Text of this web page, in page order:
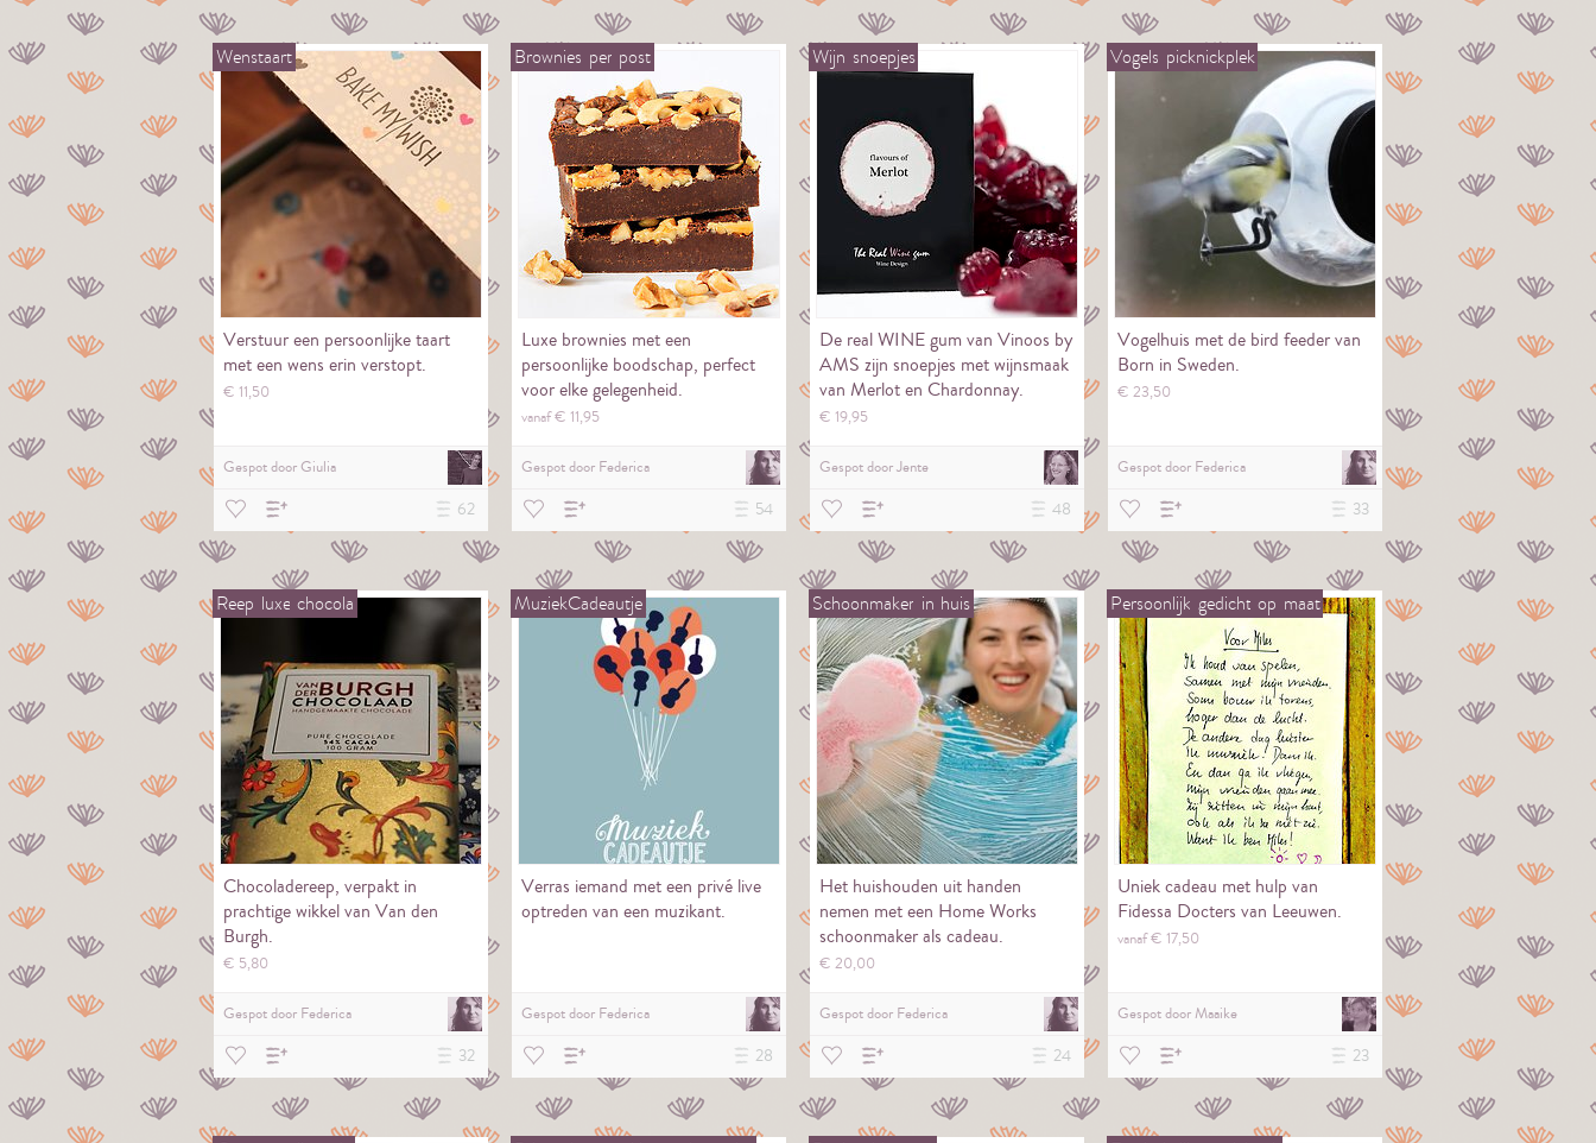
Wenstaart
Verstuur een persoonlijke taart
met een wens erin verstopt.
€ 11,50
Gespot doorGiulia
62
Brownies per post
Luxe brownies met een
persoonlijke boodschap, perfect
voor elke gelegenheid.
vanaf € 11,95
Gespot door Federica
54
Wijn snoepjes
De real WINE gum van Vinoos by
AMS zijn snoepjes met wijnsmaak
van Merlot en Chardonnay.
€ 19,95
Gespot doorJente
48
Vogels picknickplek
Vogelhuis met de bird feeder van
Born in Sweden.
€ 23,50
Gespot door Federica
33
Reep luxe chocola
Chocoladereep, verpakt in
prachtige wikkel van Van den
Burgh.
€ 5,80
Gespot door Federica
32
MuziekCadeautje
Verras iemand met een privé live
optreden van een muzikant.
Gespot door Federica
28
Schoonmaker in huis
Het huishouden uit handen
nemen met een Home Works
schoonmaker als cadeau.
€ 20,00
Gespot door Federica
24
Persoonlijk gedicht op maat
Uniek cadeau met hulp van
Fidessa Docters van Leeuwen.
vanaf € 17,50
Gespot doorMaaike
23